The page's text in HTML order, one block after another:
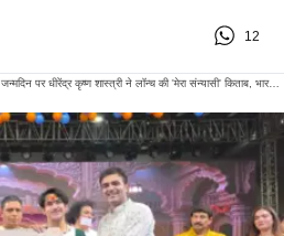
12
Dhirendra Shastri: 29वें जन्मदिन पर धीरेंद्र कृष्ण शास्त्री ने लॉन्च की 'मेरा संन्यासी' किताब, भारत मंडपम में जुटे संत और नेता